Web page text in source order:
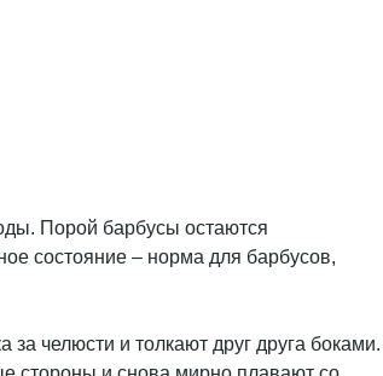
Порой барбусы остаются
состояние – норма для барбусов,
челюсти и толкают друг друга боками.